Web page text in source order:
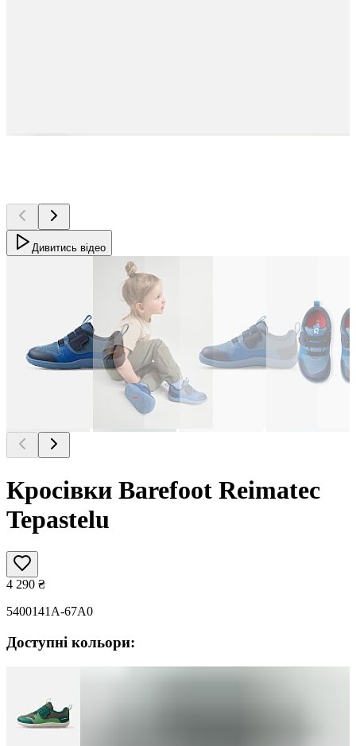
Дивитись відео
Кросівки Barefoot Reimatec
Tepastelu
4 290 ₴
5400141A-67A0
Доступні кольори: